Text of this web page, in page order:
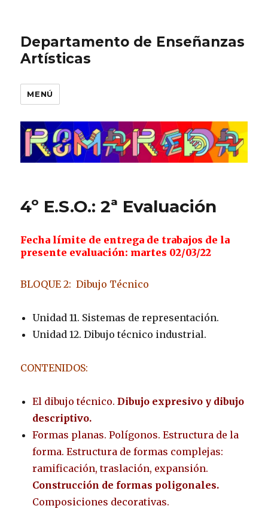
Departamento de Enseñanzas
Artísticas
MENÚ
4º E.S.O.: 2ª Evaluación
Fecha límite de entrega de trabajos de la
presente evaluación: martes 02/03/22
BLOQUE 2: Dibujo Técnico
Unidad 11. Sistemas de representación.
Unidad 12. Dibujo técnico industrial.
CONTENIDOS:
El dibujo técnico.Dibujo expresivo y dibujo
descriptivo.
Formas planas. Polígonos. Estructura de la
forma. Estructura de formas complejas:
ramificación, traslación, expansión.
Construcción de formas poligonales.
Composiciones decorativas.